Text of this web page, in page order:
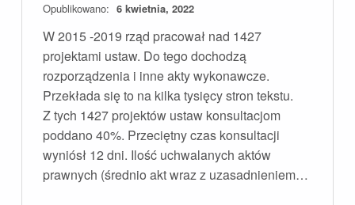
Opublikowano: 6 kwietnia, 2022
W 2015 -2019 rząd pracował nad 1427
projektami ustaw. Do tego dochodzą
rozporządzenia i inne akty wykonawcze.
Przekłada się to na kilka tysięcy stron tekstu.
Z tych 1427 projektów ustaw konsultacjom
poddano 40%. Przeciętny czas konsultacji
wyniósł 12 dni. Ilość uchwalanych aktów
prawnych (średnio akt wraz z uzasadnieniem…